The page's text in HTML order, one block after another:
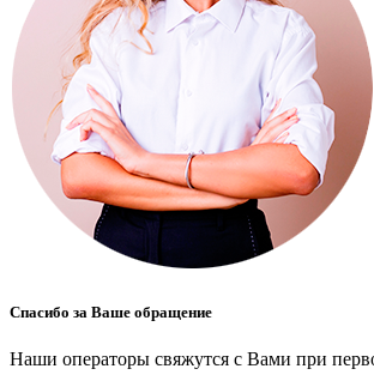
Спасибо за Ваше обращение
Наши операторы свяжутся с Вами при